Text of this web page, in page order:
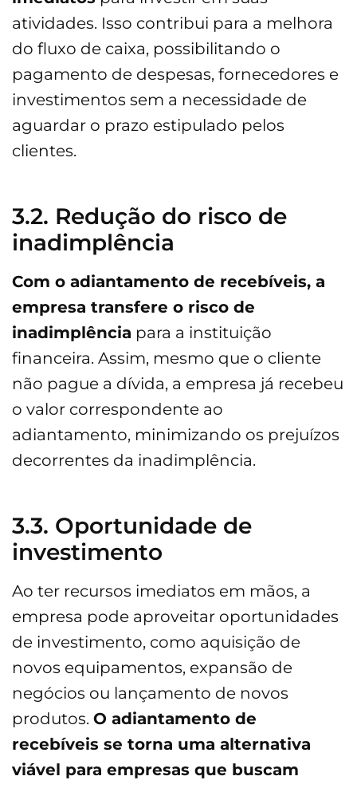
atividades. Isso contribui para a melhora
do fluxo de caixa, possibilitando o
pagamento de despesas, fornecedores e
investimentos sem a necessidade de
aguardar o prazo estipulado pelos
clientes.
3.2. Redução do risco de
inadimplência
Com o adiantamento de recebíveis, a
empresa transfere o risco de
inadimplência para a instituição
financeira. Assim, mesmo que o cliente
não pague a dívida, a empresa já recebeu
o valor correspondente ao
adiantamento, minimizando os prejuízos
decorrentes da inadimplência.
3.3. Oportunidade de
investimento
Ao ter recursos imediatos em mãos, a
empresa pode aproveitar oportunidades
de investimento, como aquisição de
novos equipamentos, expansão de
negócios ou lançamento de novos
produtos. O adiantamento de
recebíveis se torna uma alternativa
viável para empresas que buscam